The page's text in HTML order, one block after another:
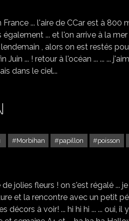
... l'aire de CCar est à 800
... et l'on arrive à la mer
, alors on est restés
... ! retour à l'océan ... ... ...
dans le ciel...
Morbihan papillon poisson
jolies fleurs ! on s'est régalé ...
et la rencontre avec un petit
décors à voir! ... hi hi hi ... ... oui, il